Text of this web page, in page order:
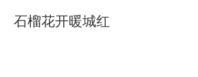
石榴花开暖城红